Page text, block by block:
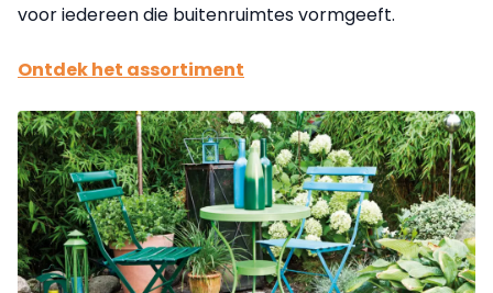
voor iedereen die buitenruimtes vormgeeft.
Ontdek het assortiment